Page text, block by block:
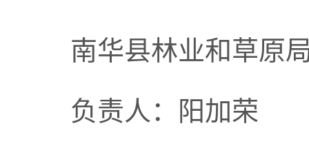
南华县林业和草原
负责人：阳加荣